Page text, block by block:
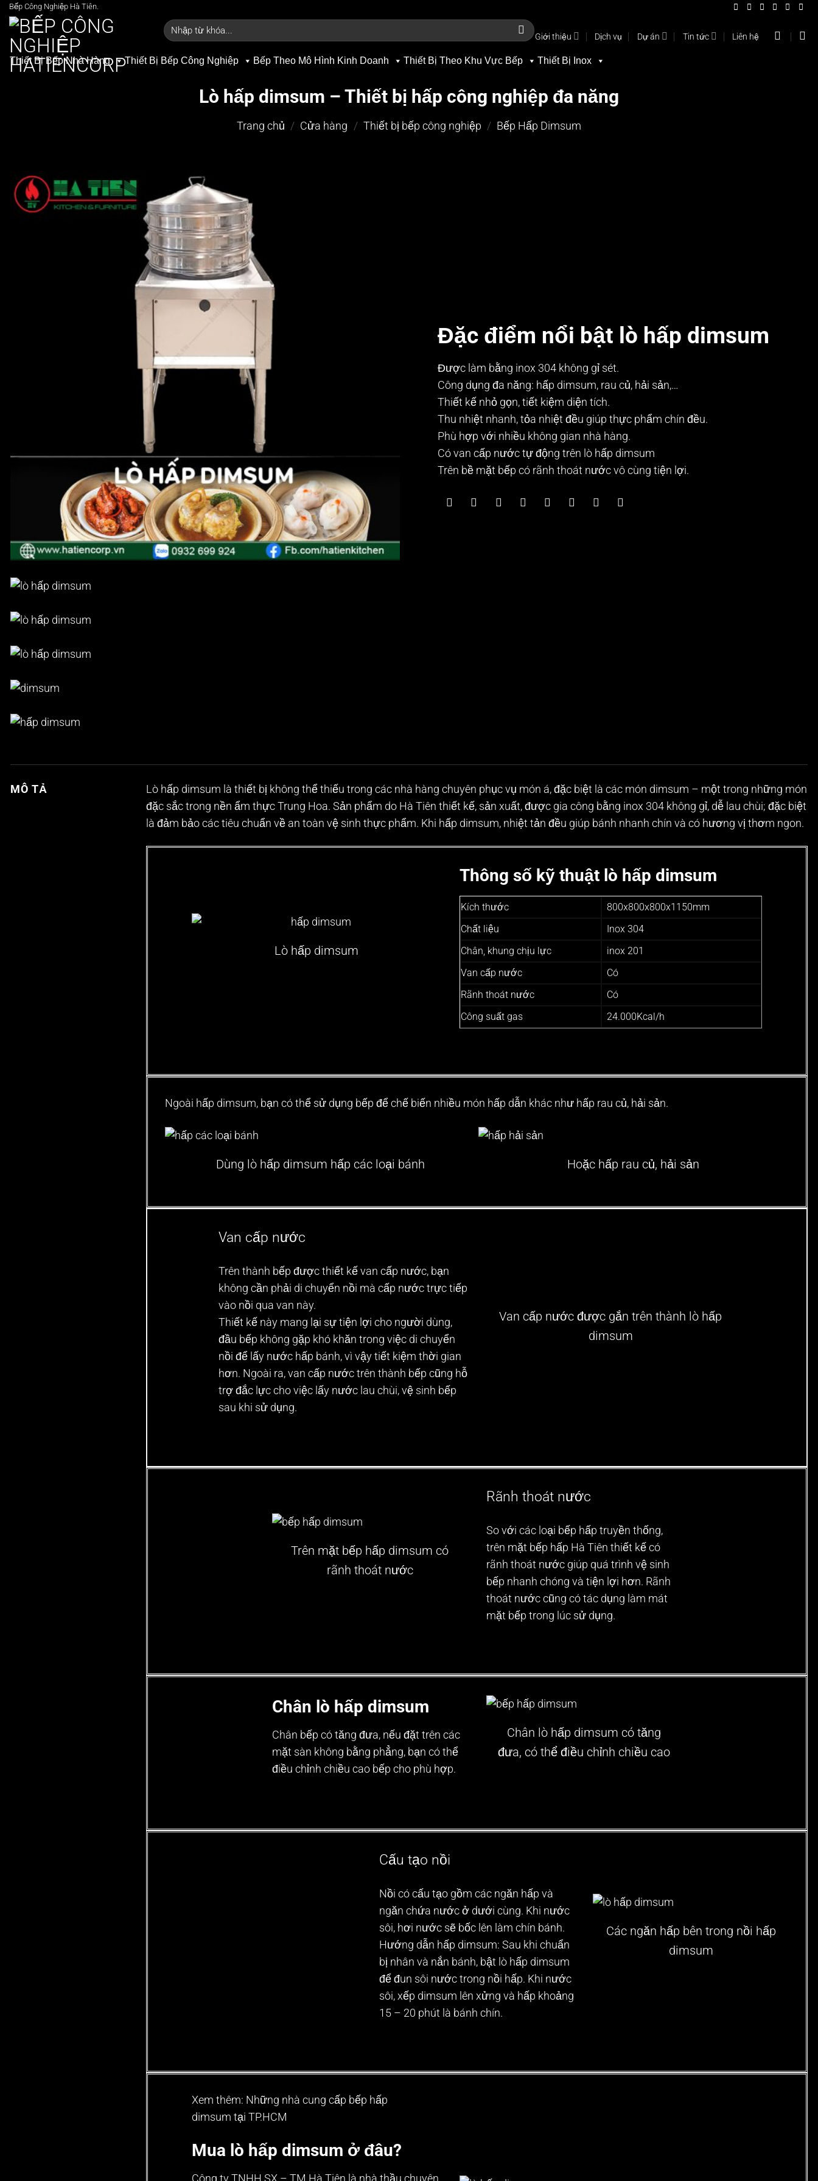
Bỏ
qua
nội
dung
Bếp Công Nghiệp Hà Tiên.
Tìm
kiếm:
Giới thiệu Dịch vụ Dự án Tin tức Liên hệ
Thiết Bị Bếp Nhà Hàng Thiết Bị Bếp Công Nghiệp Bếp Theo Mô Hình Kinh Doanh Thiết Bị Theo Khu Vực Bếp Thiết Bị Inox
Lò hấp dimsum – Thiết bị hấp công nghiệp đa năng
Trang chủ / Cửa hàng / Thiết bị bếp công nghiệp / Bếp Hấp Dimsum
Đặc điểm nổi bật lò hấp dimsum
Được làm bằng inox 304 không gỉ sét.
Công dụng đa năng: hấp dimsum, rau củ, hải sản,…
Thiết kế nhỏ gọn, tiết kiệm diện tích.
Thu nhiệt nhanh, tỏa nhiệt đều giúp thực phẩm chín đều.
Phù hợp với nhiều không gian nhà hàng.
Có van cấp nước tự động trên lò hấp dimsum
Trên bề mặt bếp có rãnh thoát nước vô cùng tiện lợi.
MÔ TẢ Lò hấp dimsum là thiết bị không thể thiếu trong các nhà hàng chuyên phục vụ món á, đặc biệt là các món dimsum – một trong những món
đặc sắc trong nền ẩm thực Trung Hoa. Sản phẩm do Hà Tiên thiết kế, sản xuất, được gia công bằng inox 304 không gỉ, dễ lau chùi; đặc biệt
là đảm bảo các tiêu chuẩn về an toàn vệ sinh thực phẩm. Khi hấp dimsum, nhiệt tản đều giúp bánh nhanh chín và có hương vị thơm ngon.
Lò hấp dimsum
Thông số kỹ thuật lò hấp dimsum
Kích thước
800x800x800x1150mm
Chất liệu
Inox 304
Chân, khung chịu lực
inox 201
Van cấp nước
Có
Rãnh thoát nước
Có
Công suất gas
24.000Kcal/h
Ngoài hấp dimsum, bạn có thể sử dụng bếp để chế biến nhiều món hấp dẫn khác như hấp rau củ, hải sản.
Dùng lò hấp dimsum hấp các loại bánh Hoặc hấp rau củ, hải sản
Van cấp nước
Trên thành bếp được thiết kế van cấp nước, bạn
không cần phải di chuyển nồi mà cấp nước trực tiếp
vào nồi qua van này.
Thiết kế này mang lại sự tiện lợi cho người dùng,
đầu bếp không gặp khó khăn trong việc di chuyển
nồi để lấy nước hấp bánh, vì vậy tiết kiệm thời gian
hơn. Ngoài ra, van cấp nước trên thành bếp cũng hỗ
trợ đắc lực cho việc lấy nước lau chùi, vệ sinh bếp
sau khi sử dụng.
Van cấp nước được gắn trên thành lò hấp
dimsum
Trên mặt bếp hấp dimsum có
rãnh thoát nước
Rãnh thoát nước
So với các loại bếp hấp truyền thống,
trên mặt bếp hấp Hà Tiên thiết kế có
rãnh thoát nước giúp quá trình vệ sinh
bếp nhanh chóng và tiện lợi hơn. Rãnh
thoát nước cũng có tác dụng làm mát
mặt bếp trong lúc sử dụng.
Chân lò hấp dimsum
Chân bếp có tăng đưa, nếu đặt trên các
mặt sàn không bằng phẳng, bạn có thể
điều chỉnh chiều cao bếp cho phù hợp.
Chân lò hấp dimsum có tăng
đưa, có thể điều chỉnh chiều cao
Cấu tạo nồi
Nồi có cấu tạo gồm các ngăn hấp và
ngăn chứa nước ở dưới cùng. Khi nước
sôi, hơi nước sẽ bốc lên làm chín bánh.
Hướng dẫn hấp dimsum: Sau khi chuẩn
bị nhân và nắn bánh, bật lò hấp dimsum
để đun sôi nước trong nồi hấp. Khi nước
sôi, xếp dimsum lên xửng và hấp khoảng
15 – 20 phút là bánh chín.
Các ngăn hấp bên trong nồi hấp
dimsum
Xem thêm: Những nhà cung cấp bếp hấp
dimsum tại TP.HCM
Mua lò hấp dimsum ở đâu?
Công ty TNHH SX – TM Hà Tiên là nhà thầu chuyên